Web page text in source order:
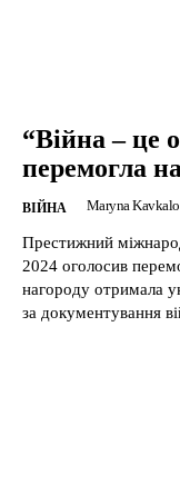
“Війна – це
перемогла
ВІЙНА Maryna Kavkalo
Престижний
2024 оголосив
нагороду отримала
за документування